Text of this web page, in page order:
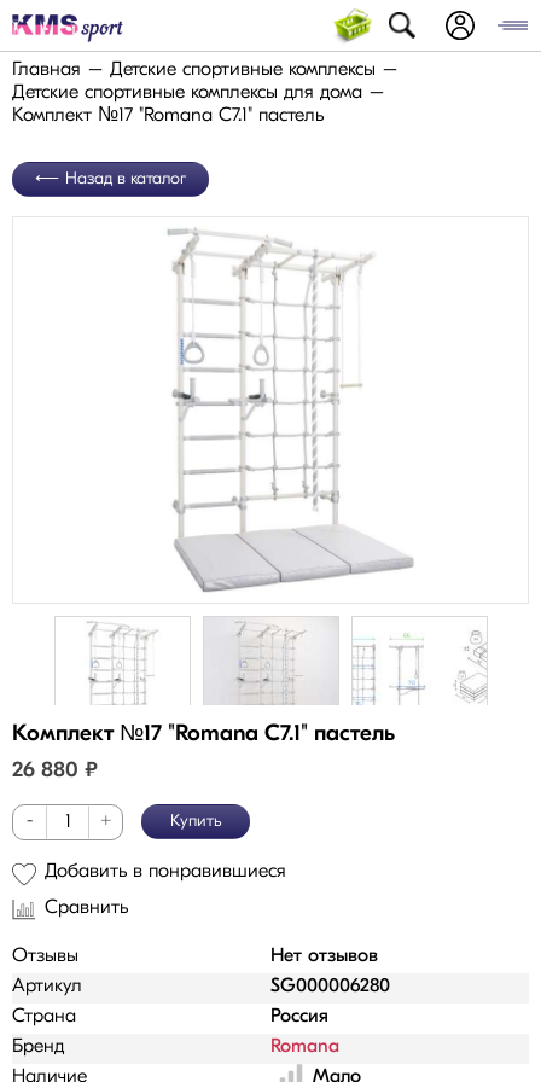
Главная
Детские спортивные комплексы
Детские спортивные комплексы для дома
Комплект №17 "Romana С7.1" пастель
Назад в каталог
Комплект №17 "Romana С7.1" пастель
26 880 ₽
- + Купить
Добавить в понравившиеся
Сравнить
Отзывы
Нет отзывов
Артикул
SG000006280
Страна
Россия
Бренд
Romana
Наличие